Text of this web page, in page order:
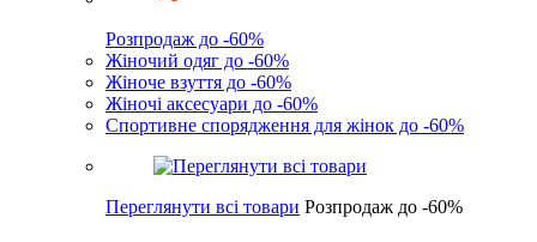
Розпродаж до -60%
Жіночий одяг до -60%
Жіноче взуття до -60%
Жіночі аксесуари до -60%
Спортивне спорядження для жінок до -60%
Переглянути всі товари Розпродаж до -60%